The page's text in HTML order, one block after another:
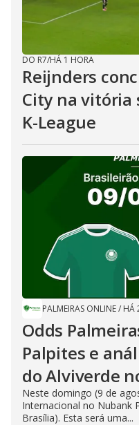
DO R7/HÁ 1 HORA
Reijnders
City na vitória
K-League
PALMEIRAS ONLINE/ HÁ
Odds
Palpites e
do Alviverde
Neste domingo (9 de
Internacional no Nubank
Brasília). Esta será uma...